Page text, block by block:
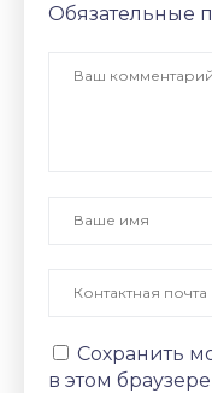
Обязательные
Сохранить
в этом